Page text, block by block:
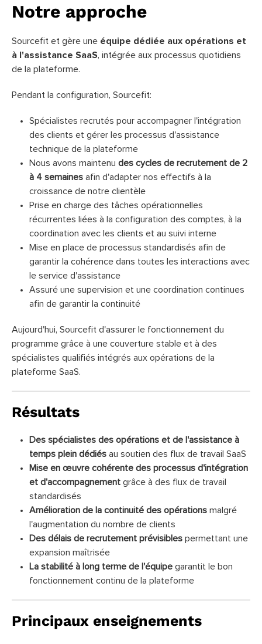
Notre approche
Sourcefit et gère une équipe dédiée aux opérations et
à l'assistance SaaS, intégrée aux processus quotidiens
de la plateforme.
Pendant la configuration, Sourcefit:
Spécialistes recrutés pour accompagner l'intégration
des clients et gérer les processus d'assistance
technique de la plateforme
Nous avons maintenu des cycles de recrutement de 2
à 4 semaines afin d'adapter nos effectifs à la
croissance de notre clientèle
Prise en charge des tâches opérationnelles
récurrentes liées à la configuration des comptes, à la
coordination avec les clients et au suivi interne
Mise en place de processus standardisés afin de
garantir la cohérence dans toutes les interactions avec
le service d'assistance
Assuré une supervision et une coordination continues
afin de garantir la continuité
Aujourd'hui, Sourcefit d'assurer le fonctionnement du
programme grâce à une couverture stable et à des
spécialistes qualifiés intégrés aux opérations de la
plateforme SaaS.
Résultats
Des spécialistes des opérations et de l'assistance à
temps plein dédiés au soutien des flux de travail SaaS
Mise en œuvre cohérente des processus d'intégration
et d'accompagnement grâce à des flux de travail
standardisés
Amélioration de la continuité des opérations malgré
l'augmentation du nombre de clients
Des délais de recrutement prévisibles permettant une
expansion maîtrisée
La stabilité à long terme de l'équipe garantit le bon
fonctionnement continu de la plateforme
Principaux enseignements